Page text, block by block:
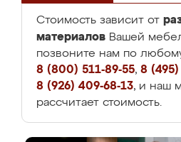
Стоимость зависит от
материалов Вашей
позвоните нам по
8 (800) 511-89-55, 8 (495)
8 (926) 409-68-13, и наш
рассчитает стоимость.